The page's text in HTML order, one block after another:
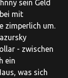
sein Geld
mit
zimperlich um.
- zwischen
ein
was sich